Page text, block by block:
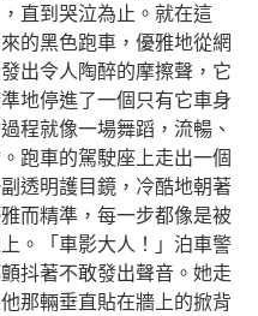
直到哭泣為止。就在這
的黑色跑車，優雅地從網
出令人陶醉的摩擦聲，它
地停進了一個只有它車身
程就像一場舞蹈，流暢、
跑車的駕駛座上走出一個
透明護目鏡，冷酷地朝著
而精準，每一步都像是被
。「車影大人！」泊車警
抖著不敢發出聲音。她走
那輛垂直貼在牆上的掀背